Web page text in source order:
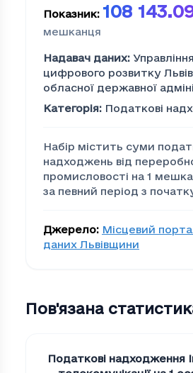
Показник: 108
мешканця
Надавач даних:
цифрового розвитку
обласної державної
Категорія: Податкові
Набір містить суми
надходжень від
промисловості на 1
за певний період з
Джерело: Місцевий
даних Львівщини
Пов'язана
Податкові надходження